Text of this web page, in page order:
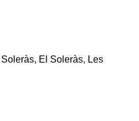
El Soleràs, Les